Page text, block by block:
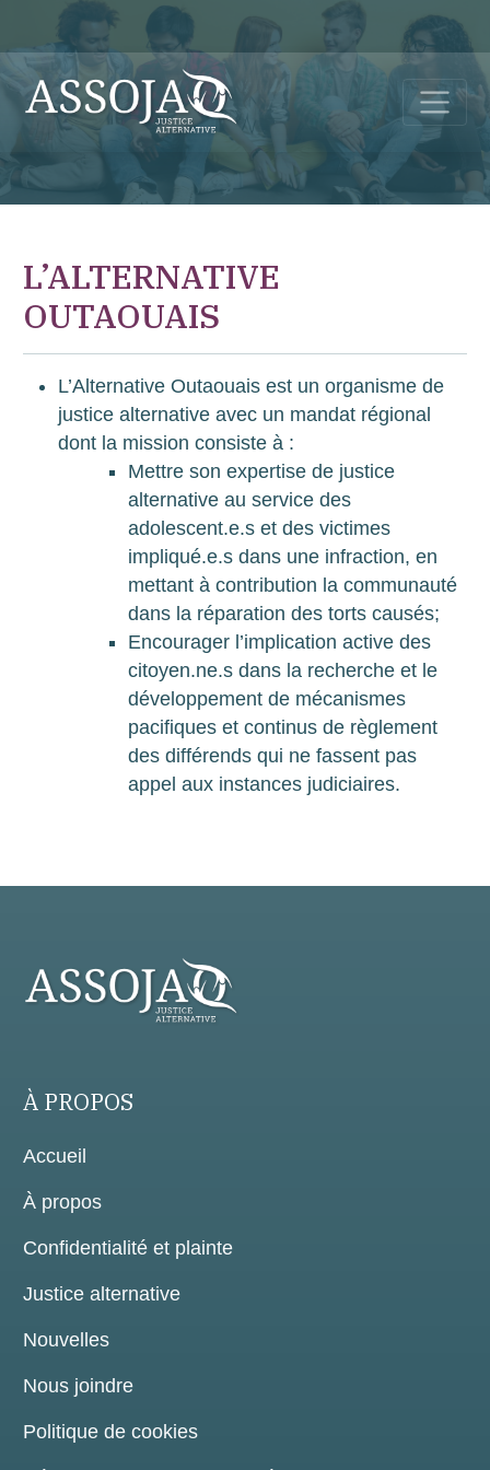
L’ALTERNATIVE
OUTAOUAIS
L’Alternative Outaouais est un organisme de
justice alternative avec un mandat régional
dont la mission consiste à :
Mettre son expertise de justice
alternative au service des
adolescent.e.s et des victimes
impliqué.e.s dans une infraction, en
mettant à contribution la communauté
dans la réparation des torts causés;
Encourager l’implication active des
citoyen.ne.s dans la recherche et le
développement de mécanismes
pacifiques et continus de règlement
des différends qui ne fassent pas
appel aux instances judiciaires.
À PROPOS
Accueil
À propos
Confidentialité et plainte
Justice alternative
Nouvelles
Nous joindre
Politique de cookies